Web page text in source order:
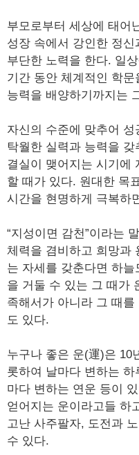
부모로부터 세상에 태어
성장 속에서 강인한 정
부단한 노력을 한다. 일
기간 동안 체계적인 학
능력을 배양하기까지는
자신의 수준에 맞추어
탁월한 실력과 능력을
결실이 맺어지는 시기에
할 때가 있다. 원대한 목
시간을 현명하게 극복하
“지성이면 감천”이라는
체력을 겸비하고 희망과
는 자세를 갖춘다면 하
을 거둘 수 있는 그 때가
족해서가 아니라 그 때
도 있다.
누구나 좋은 운(運)은 10
롯하여 날마다 변하는
마다 변하는 연운 등이
얻어지는 운이라고들 하
고난 사주팔자, 도전과
수 있다.